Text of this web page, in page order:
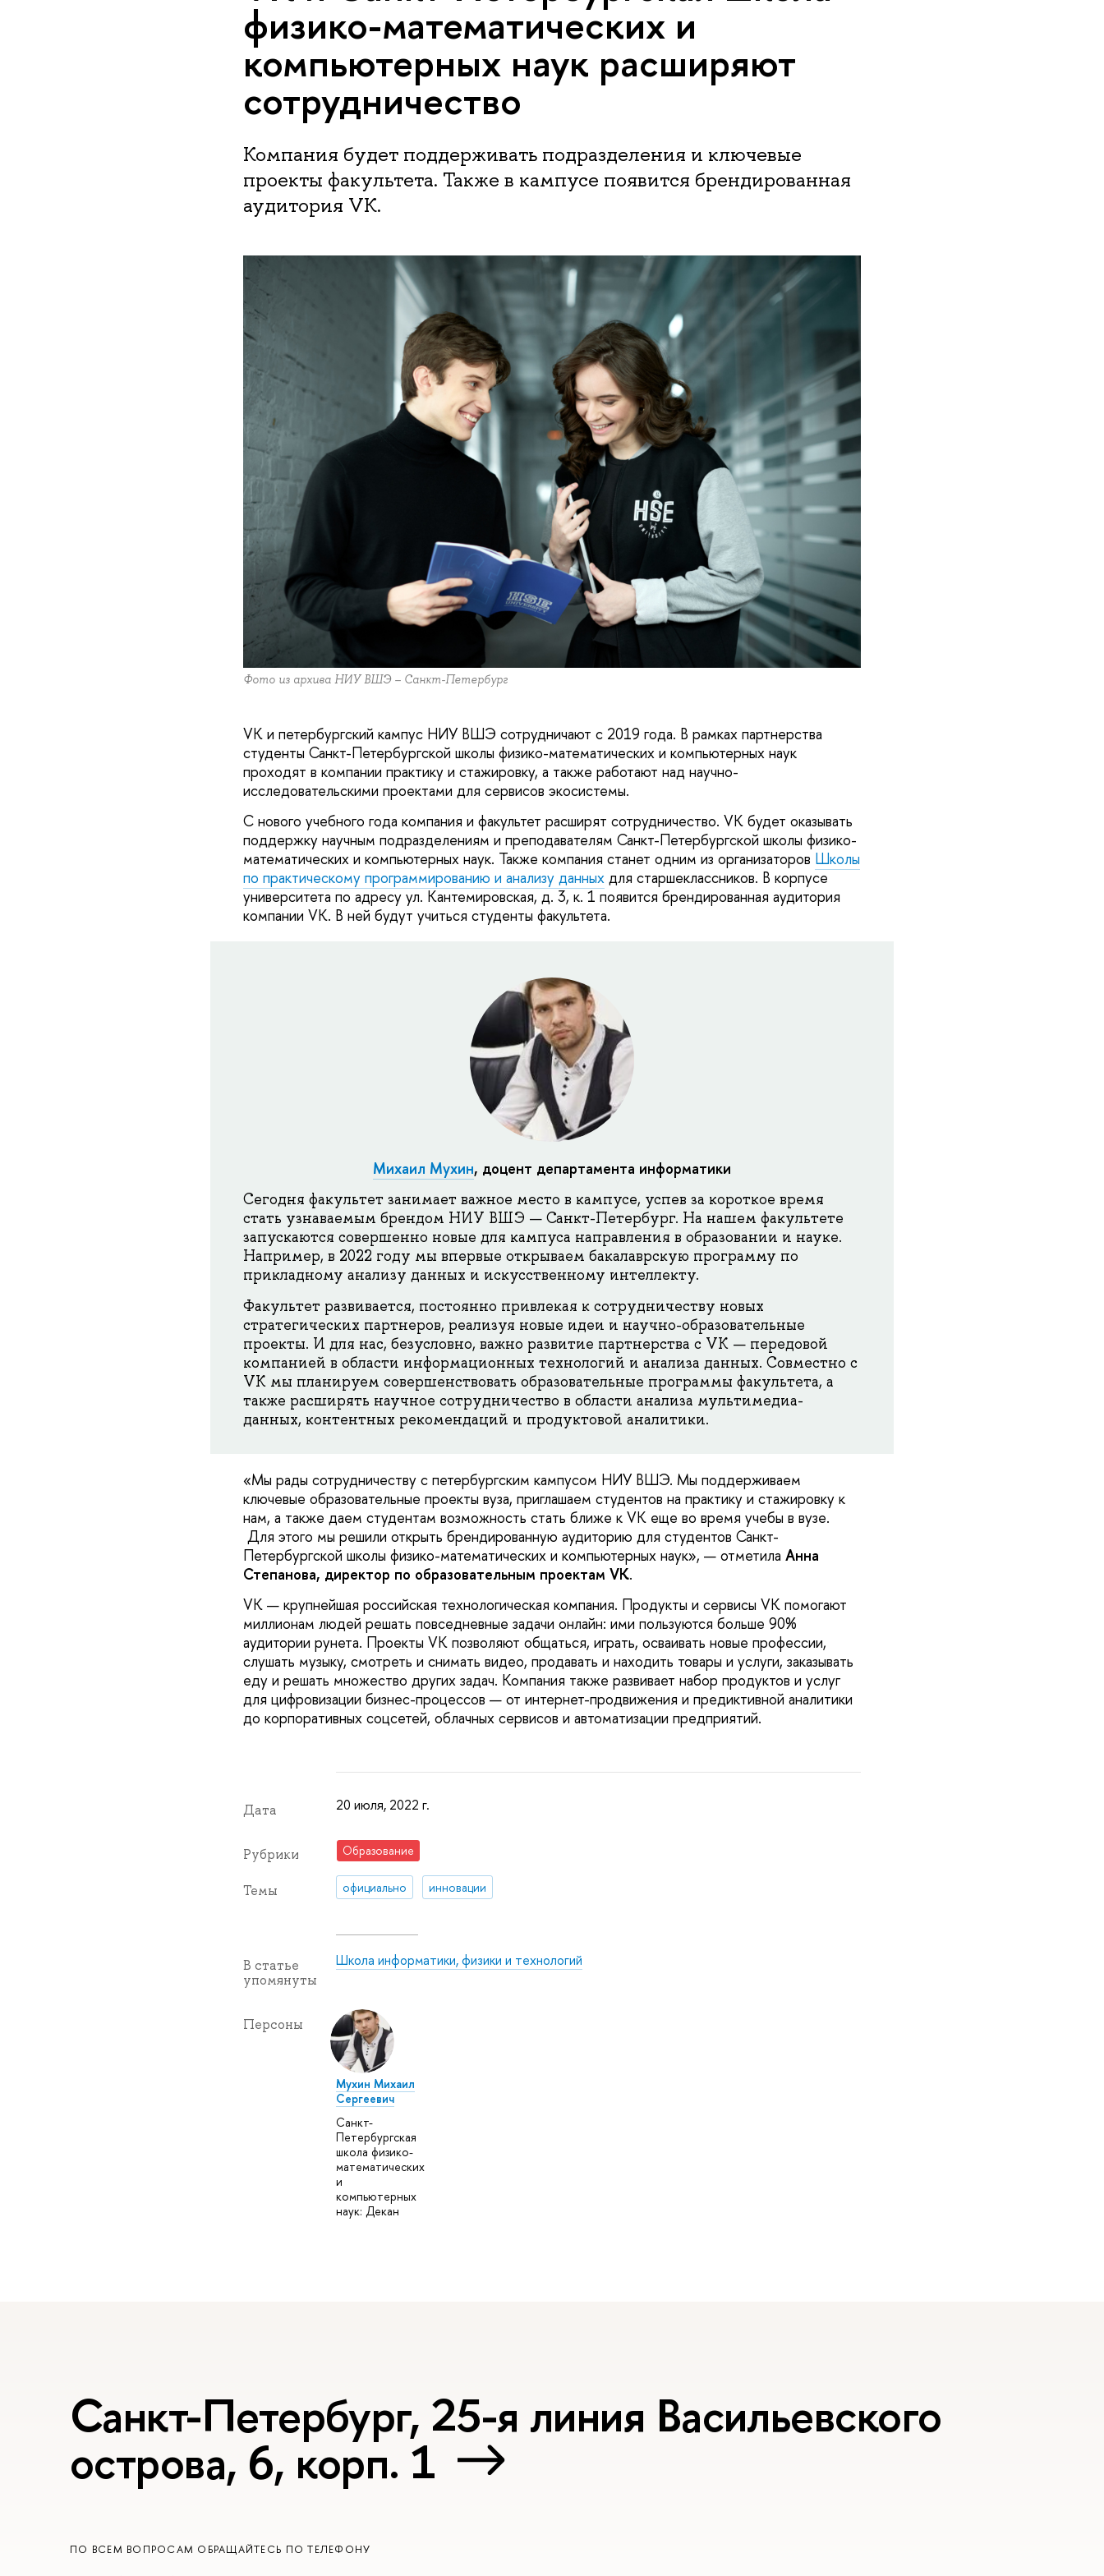
физико-математических и
компьютерных наук расширяют
сотрудничество
Компания будет поддерживать подразделения и ключевые
проекты факультета. Также в кампусе появится брендированная
аудитория VK.
Фото из архива НИУ ВШЭ – Санкт-Петербург
VK и петербургский кампус НИУ ВШЭ сотрудничают с 2019 года. В рамках партнерства
студенты Санкт-Петербургской школы физико-математических и компьютерных наук
проходят в компании практику и стажировку, а также работают над научно-
исследовательскими проектами для сервисов экосистемы.
С нового учебного года компания и факультет расширят сотрудничество. VK будет оказывать
поддержку научным подразделениям и преподавателям Санкт-Петербургской школы физико-
математических и компьютерных наук. Также компания станет одним из организаторов Школы
по практическому программированию и анализу данныхдля старшеклассников. В корпусе
университета по адресу ул. Кантемировская, д. 3, к. 1 появится брендированная аудитория
компании VK. В ней будут учиться студенты факультета.
Михаил Мухин, доцент департамента информатики
Сегодня факультет занимает важное место в кампусе, успев за короткое время
стать узнаваемым брендом НИУ ВШЭ — Санкт-Петербург. На нашем факультете
запускаются совершенно новые для кампуса направления в образовании и науке.
Например, в 2022 году мы впервые открываем бакалаврскую программу по
прикладному анализу данных и искусственному интеллекту.
Факультет развивается, постоянно привлекая к сотрудничеству новых
стратегических партнеров, реализуя новые идеи и научно-образовательные
проекты. И для нас, безусловно, важно развитие партнерства с VK — передовой
компанией в области информационных технологий и анализа данных. Совместно с
VK мы планируем совершенствовать образовательные программы факультета, а
также расширять научное сотрудничество в области анализа мультимедиа-
данных, контентных рекомендаций и продуктовой аналитики.
«Мы рады сотрудничеству с петербургским кампусом НИУ ВШЭ. Мы поддерживаем
ключевые образовательные проекты вуза, приглашаем студентов на практику и стажировку к
нам, а также даем студентам возможность стать ближе к VK еще во время учебы в вузе.
Для этого мы решили открыть брендированную аудиторию для студентов Санкт-
Петербургской школы физико-математических и компьютерных наук», — отметила Анна
Степанова, директор по образовательным проектам VK.
VK — крупнейшая российская технологическая компания. Продукты и сервисы VK помогают
миллионам людей решать повседневные задачи онлайн: ими пользуются больше 90%
аудитории рунета. Проекты VK позволяют общаться, играть, осваивать новые профессии,
слушать музыку, смотреть и снимать видео, продавать и находить товары и услуги, заказывать
еду и решать множество других задач. Компания также развивает набор продуктов и услуг
для цифровизации бизнес-процессов — от интернет-продвижения и предиктивной аналитики
до корпоративных соцсетей, облачных сервисов и автоматизации предприятий.
Дата 20 июля, 2022 г.
Рубрики Образование
Темы официально инновации
В статье
упомянуты
Школа информатики, физики и технологий
Персоны
Мухин Михаил
Сергеевич
Санкт-
Петербургская
школа физико-
математических
и
компьютерных
наук: Декан
Санкт-Петербург, 25-я линия Васильевского
острова, 6, корп. 1
ПО ВСЕМ ВОПРОСАМ ОБРАЩАЙТЕСЬ ПО ТЕЛЕФОНУ